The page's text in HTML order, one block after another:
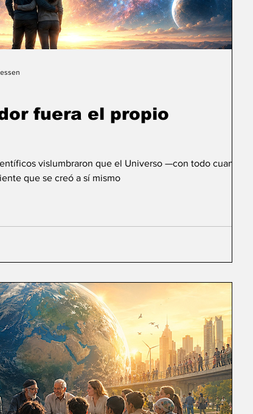
fuera el propio
vislumbraron que el Universo —con todo cuanto
que se creó a sí mismo